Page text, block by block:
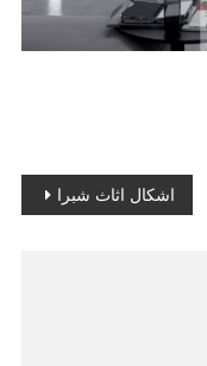
اشكال اثاث شبرا